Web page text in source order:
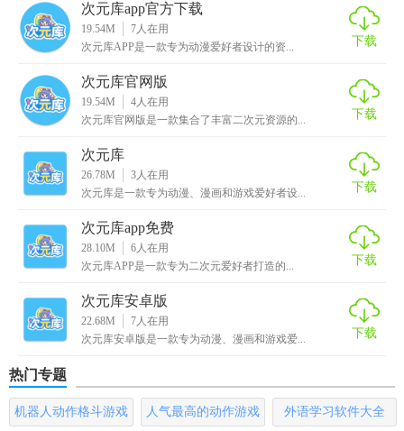
5. 社区互动：内置动漫爱好者社区，支持用户分享、讨论、
交友。
【次元库动漫亮点】
1. 多维度筛选：支持按类型、地区、年份等多维度筛选，快
速定位目标动漫。
2. 离线下载：支持提前下载，无网络也能观看。
3. 弹幕互动：观看时同步参与弹幕讨论，增添乐趣。
4. 夜间模式：贴心设计夜间观看模式，保护用户视力。
【次元库动漫玩法】
1. 搜索与筛选：通过关键词搜索或利用筛选条件快速找到想
2. 观看与分享：直接在线观看或下载后离线观看，支持一键
分享至社交平台。
次元库app官方下载
19.54M 7人在用
次元库APP是一款专为动漫爱好者设计的资...
下载
次元库官网版
19.54M 4人在用
次元库官网版是一款集合了丰富二次元资源的...
下载
次元库
26.78M 3人在用
次元库是一款专为动漫、漫画和游戏爱好者设...
下载
次元库app免费
28.10M 6人在用
次元库APP是一款专为二次元爱好者打造的...
下载
次元库安卓版
22.68M 7人在用
次元库安卓版是一款专为动漫、漫画和游戏爱...
下载
热门专题
机器人动作格斗游戏
人气最高的动作游戏
外语学习软件大全